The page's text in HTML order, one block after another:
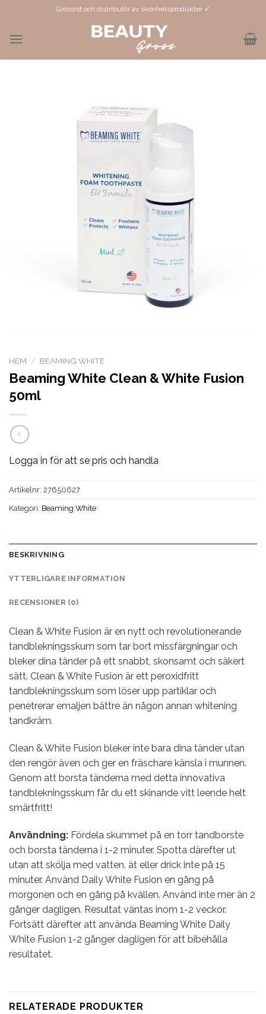
content
Grossist och distributör av skönhetsprodukter ✓
HEM / BEAMING WHITE
Beaming White Clean & White Fusion
50ml
Logga in för att se pris och handla
Artikelnr: 27650627
Kategori: Beaming White
BESKRIVNING
YTTERLIGARE INFORMATION
RECENSIONER (0)
Clean & White Fusion är en nytt och revolutionerande
tandblekningsskum som tar bort missfärgningar och
bleker dina tänder på ett snabbt, skonsamt och säkert
sätt. Clean & White Fusion är ett peroxidfritt
tandblekningsskum som löser upp partiklar och
penetrerar emaljen bättre än någon annan whitening
tandkräm.
Clean & White Fusion bleker inte bara dina tänder utan
den rengör även och ger en fräschare känsla i munnen.
Genom att borsta tänderna med detta innovativa
tandblekningsskum får du ett skinande vitt leende helt
smärtfritt!
Användning: Fördela skummet på en torr tandborste
och borsta tänderna i 1-2 minuter. Spotta därefter ut
utan att skölja med vatten. ät eller drick inte på 15
minuter. Använd Daily White Fusion en gång på
morgonen och en gång på kvällen. Använd inte mer än 2
gånger dagligen. Resultat väntas inom 1-2 veckor.
Fortsätt därefter att använda Beaming White Daily
White Fusion 1-2 gånger dagligen för att bibehålla
resultatet.
RELATERADE PRODUKTER